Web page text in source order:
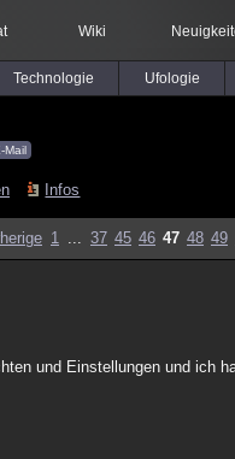
Wiki
Technologie Ufologie
Mail
Infos
1 ... 37 45 46 47 48 49
und Einstellungen und ich